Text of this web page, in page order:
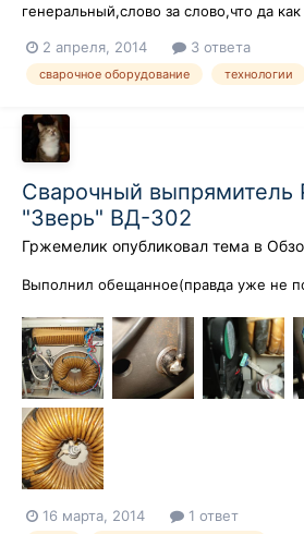
генеральный,слово за слово,что да
возможность сварки на имеющемся у
оборудовании труб из армированного
2 апреля, 2014 3 ответа
сварочное оборудование технологии
Сварочный
"Зверь" ВД-302
Гржемелик опубликовал тема в
Выполнил обещанное(правда уже не
16 марта, 2014 1 ответ